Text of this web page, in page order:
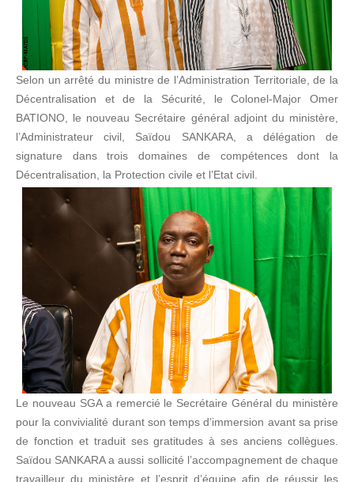
Selon un arrêté du ministre de l’Administration Territoriale, de la
Décentralisation et de la Sécurité, le Colonel-Major Omer
BATIONO, le nouveau Secrétaire général adjoint du ministère,
l’Administrateur civil, Saïdou SANKARA, a délégation de
signature dans trois domaines de compétences dont la
Décentralisation, la Protection civile et l’Etat civil.
Le nouveau SGA a remercié le Secrétaire Général du ministère
pour la convivialité durant son temps d’immersion avant sa prise
de fonction et traduit ses gratitudes à ses anciens collègues.
Saïdou SANKARA a aussi sollicité l’accompagnement de chaque
travailleur du ministère et l’esprit d’équipe afin de réussir les